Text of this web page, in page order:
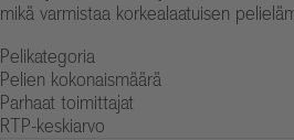
mikä varmistaa korkealaatuisen
Pelikategoria
Pelien kokonaismäärä
Parhaat toimittajat
RTP-keskiarvo